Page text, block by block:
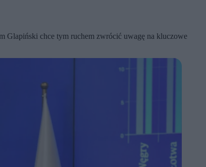
Glapiński chce tym ruchem zwrócić uwagę na kluczowe